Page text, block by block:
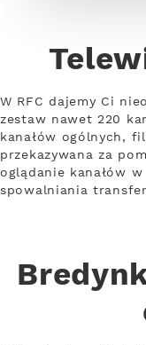
W RFC dajemy Ci
zestaw nawet 220
kanałów ogólnych,
przekazywana za
oglądanie kanałów
spowalniania